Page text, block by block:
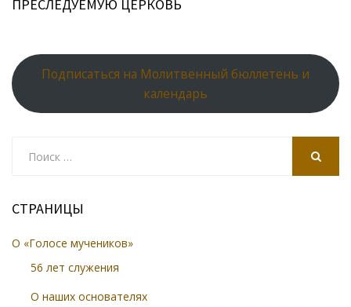
ПРЕСЛЕДУЕМУЮ ЦЕРКОВЬ
Подписаться на Молитвенный бюллетень и
календарь
СТРАНИЦЫ
О «Голосе мучеников»
56 лет служения
О наших основателях